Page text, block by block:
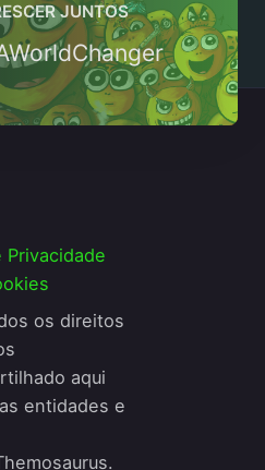
JUNTOS
Privacidade
os direitos
aqui
entidades e